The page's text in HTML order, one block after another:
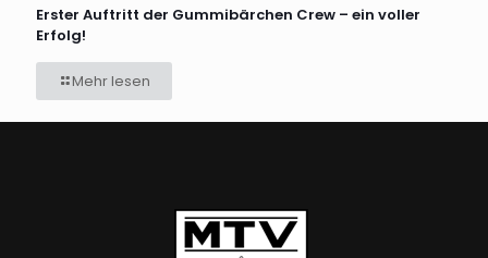
Erster Auftritt der Gummibärchen Crew – ein voller
Erfolg!
Mehr lesen